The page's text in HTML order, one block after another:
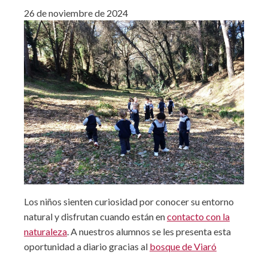
26 de noviembre de 2024
Los niños sienten curiosidad por conocer su entorno
natural y disfrutan cuando están encontacto con la
naturaleza. A nuestros alumnos se les presenta esta
oportunidad a diario gracias al bosque de Viaró